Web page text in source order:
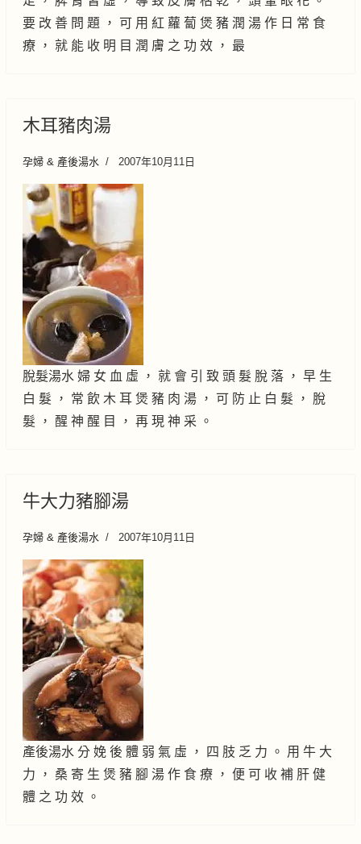
要 改 善 問 題 ， 可 用 紅 蘿 蔔 煲 豬 潤 湯 作 日 常 食
療 ， 就 能 收 明 目 潤 膚 之 功 效 ， 最
木耳豬肉湯
孕婦 & 產後湯水 2007年10月11日
脫髮湯水 婦 女 血 虛 ， 就 會 引 致 頭 髮 脫 落 ， 早 生
白 髮 ， 常 飲 木 耳 煲 豬 肉 湯 ， 可 防 止 白 髮 ， 脫
髮 ， 醒 神 醒 目 ， 再 現 神 采 。
牛大力豬腳湯
孕婦 & 產後湯水 2007年10月11日
產後湯水 分 娩 後 體 弱 氣 虛 ， 四 肢 乏 力 。 用 牛 大
力 ， 桑 寄 生 煲 豬 腳 湯 作 食 療 ， 便 可 收 補 肝 健
體 之 功 效 。